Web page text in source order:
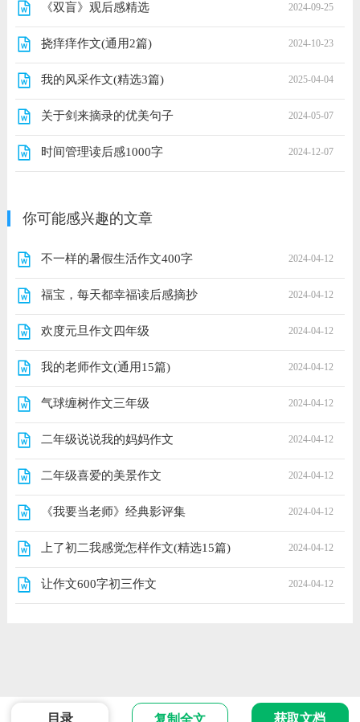
《双盲》观后感精选 2024-09-25
挠痒痒作文(通用2篇) 2024-10-23
我的风采作文(精选3篇) 2025-04-04
关于剑来摘录的优美句子 2024-05-07
时间管理读后感1000字 2024-12-07
你可能感兴趣的文章
不一样的暑假生活作文400字 2024-04-12
福宝，每天都幸福读后感摘抄 2024-04-12
欢度元旦作文四年级 2024-04-12
我的老师作文(通用15篇) 2024-04-12
气球缠树作文三年级 2024-04-12
二年级说说我的妈妈作文 2024-04-12
二年级喜爱的美景作文 2024-04-12
《我要当老师》经典影评集 2024-04-12
上了初二我感觉怎样作文(精选15篇) 2024-04-12
让作文600字初三作文 2024-04-12
目录 复制全文 获取文档